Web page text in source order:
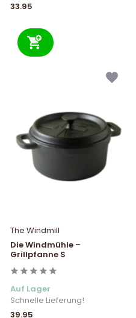
33.95
The Windmill
Die Windmühle –
Grillpfanne S
Auf Lager
Schnelle Lieferung!
39.95